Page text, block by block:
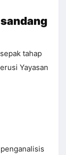
tahap
Yayasan